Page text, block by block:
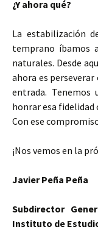
¿Y ahora qué?
La estabilización
temprano íbamos
naturales. Desde
ahora es perseverar
entrada. Tenemos
honrar esa
Con ese
¡Nos vemos en la
Javier Peña Peña
Subdirector
Instituto de